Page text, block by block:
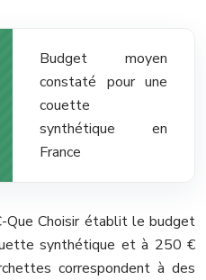
Budget moyen
constaté pour une
couette
synthétique en
France
Que Choisir établit le budget
synthétique et à 250 €
correspondent à des